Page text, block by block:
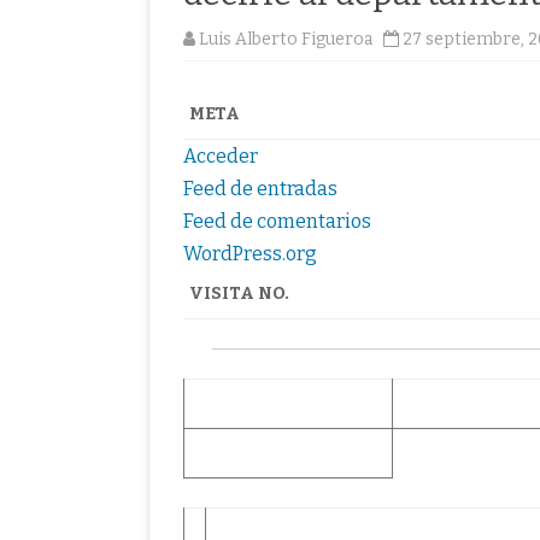
Luis Alberto Figueroa 27 septiembre,
META
Acceder
Feed de entradas
Feed de comentarios
WordPress.org
VISITA NO.